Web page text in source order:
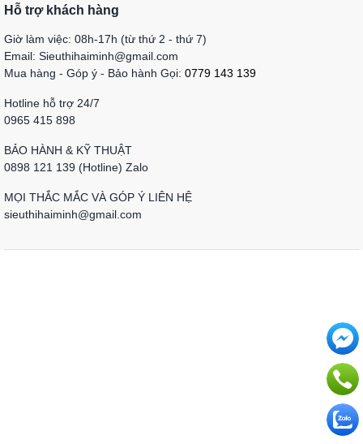
Hỗ trợ khách hàng
Giờ làm việc: 08h-17h (từ thứ 2 - thứ 7)
Email: Sieuthihaiminh@gmail.com
Mua hàng - Góp ý - Bảo hành Gọi: 0779 143 139
Hotline hỗ trợ 24/7
0965 415 898
BẢO HÀNH & KỸ THUẬT
0898 121 139 (Hotline) Zalo
MỌI THẮC MẮC VÀ GÓP Ý LIÊN HỆ
sieuthihaiminh@gmail.com